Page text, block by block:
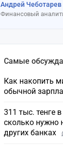
Андрей Чеботарев
Финансовый
Самые
Как накопить
обычной
311 тыс. тенге
сколько нужно
других банках